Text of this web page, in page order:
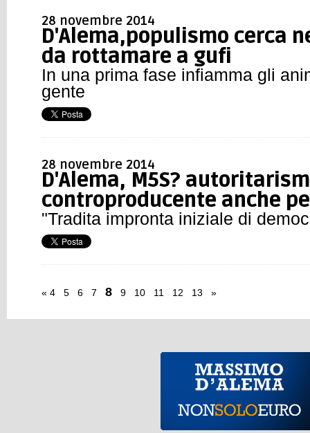
28 novembre 2014
D'Alema,populismo cerca
da rottamare a gufi
In una prima fase infiamma gli
gente
28 novembre 2014
D'Alema, M5S?
controproducente anche
"Tradita impronta iniziale di
« 4 5 6 7 8 9 10 11 12 13 »